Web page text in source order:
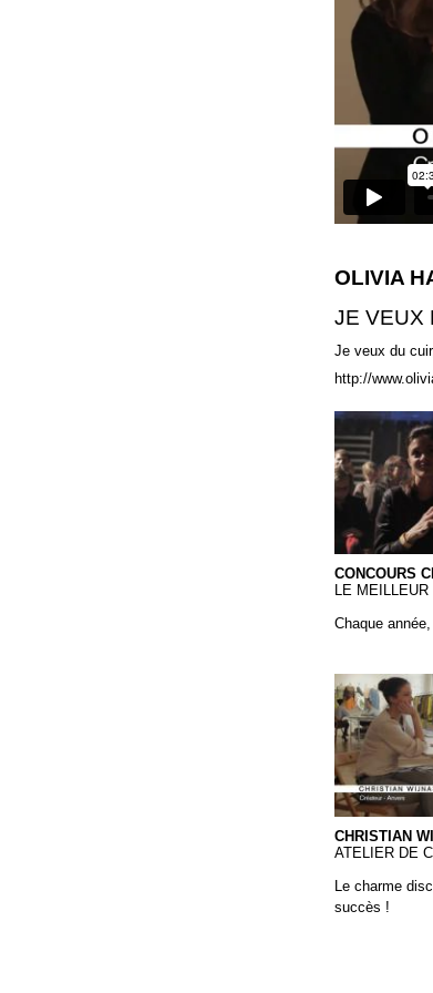
OLIVIA
JE VEUX
Je veux du
http://
18
CONCOURS
LE
Chaque
Christian
CHRISTIAN
ATELIER DE
Le charme
succès !